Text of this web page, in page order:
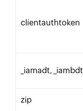
clientauthtoken
_iamadt, _iambdt
zip